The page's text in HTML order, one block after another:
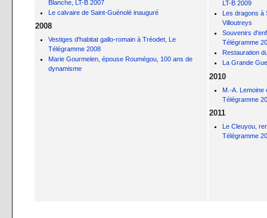
Blanche, LT-B 2007
Le calvaire de Saint-Guénolé inauguré
2008
Vestiges d'habitat gallo-romain à Tréodet, Le
Télégramme 2008
Marie Gourmelen, épouse Roumégou, 100 ans de
dynamisme
LT-B 2009
Les dragons à
Villoutreys
Souvenirs
Télégramme
Restauration
La Grande
2010
M.-A. Lemoine
Télégramme
2011
Le Cleuyou,
Télégramme